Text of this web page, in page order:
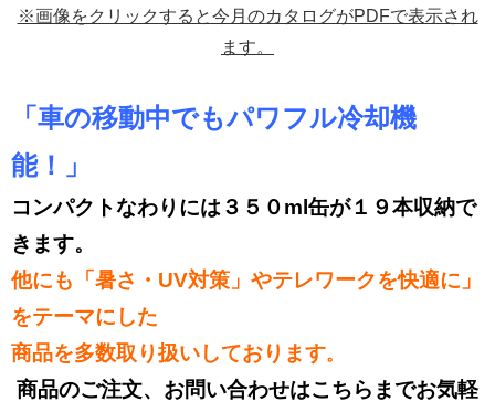
※画像をクリックすると今月のカタログがPDFで表示され
ます。
「車の移動中でもパワフル冷却機
能！」
コンパクトなわりには３５０ml缶が１９本収納で
きます。
他にも「暑さ・UV対策」やテレワークを快適に」
をテーマにした
商品を多数取り扱いしております。
商品のご注文、お問い合わせはこちらまでお気軽